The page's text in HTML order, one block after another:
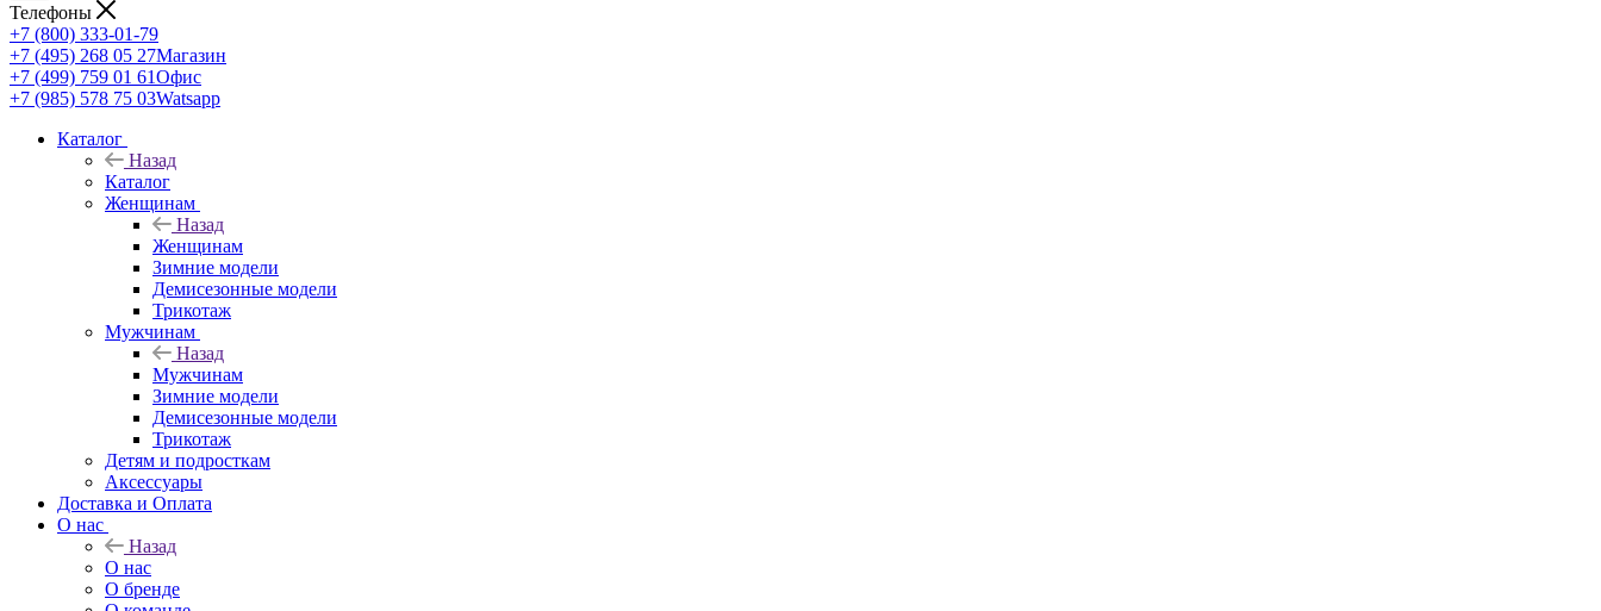
Телефоны
+7 (800) 333-01-79
+7 (495) 268 05 27Магазин
+7 (499) 759 01 61Офис
+7 (985) 578 75 03Watsapp
Каталог
Назад
Каталог
Женщинам
Назад
Женщинам
Зимние модели
Демисезонные модели
Трикотаж
Мужчинам
Назад
Мужчинам
Зимние модели
Демисезонные модели
Трикотаж
Детям и подросткам
Аксессуары
Доставка и Оплата
О нас
Назад
О нас
О бренде